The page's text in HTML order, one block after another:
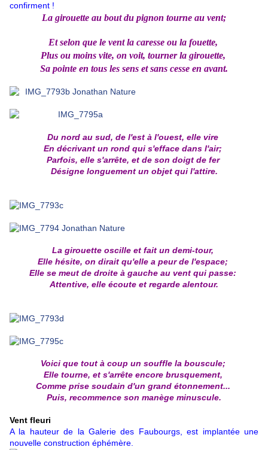
confirment !
La girouette au bout du pignon tourne au vent;
Et selon que le vent la caresse ou la fouette,
Plus ou moins vite, on voit, tourner la girouette,
Sa pointe en tous les sens et sans cesse en avant.
Du nord au sud, de l'est à l'ouest, elle vire
En décrivant un rond qui s'efface dans l'air;
Parfois, elle s'arrête, et de son doigt de fer
Désigne longuement un objet qui l'attire.
La girouette oscille et fait un demi-tour,
Elle hésite, on dirait qu'elle a peur de l'espace;
Elle se meut de droite à gauche au vent qui passe:
Attentive, elle écoute et regarde alentour.
Voici que tout à coup un souffle la bouscule;
Elle tourne, et s'arrête encore brusquement,
Comme prise soudain d'un grand étonnement...
Puis, recommence son manège minuscule.
Vent fleuri
A la hauteur de la Galerie des Faubourgs, est implantée une
nouvelle construction éphémère.